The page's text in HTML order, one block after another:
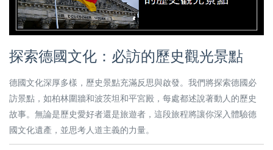
探索德國文化：必訪的歷史觀光景點
德國文化深厚多樣，歷史景點充滿反思與啟發。我們將探索德國必
訪景點，如柏林圍牆和波茨坦和平宮殿，每處都述說著動人的歷史
故事。無論是歷史愛好者還是旅遊者，這段旅程將讓你深入體驗德
國文化遺產，並思考人道主義的力量。